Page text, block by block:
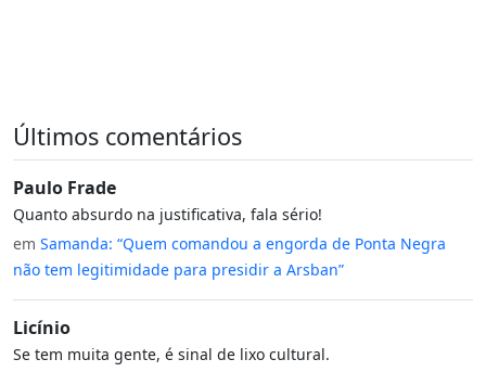
Últimos comentários
Paulo Frade
Quanto absurdo na justificativa, fala sério!
em Samanda: “Quem comandou a engorda de Ponta Negra
não tem legitimidade para presidir a Arsban”
Licínio
Se tem muita gente, é sinal de lixo cultural.